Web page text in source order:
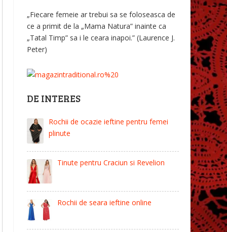
„Fiecare femeie ar trebui sa se foloseasca de
ce a primit de la „Mama Natura” inainte ca
„Tatal Timp” sa i le ceara inapoi.” (Laurence J.
Peter)
DE INTERES
Rochii de ocazie ieftine pentru femei
plinute
Tinute pentru Craciun si Revelion
Rochii de seara ieftine online